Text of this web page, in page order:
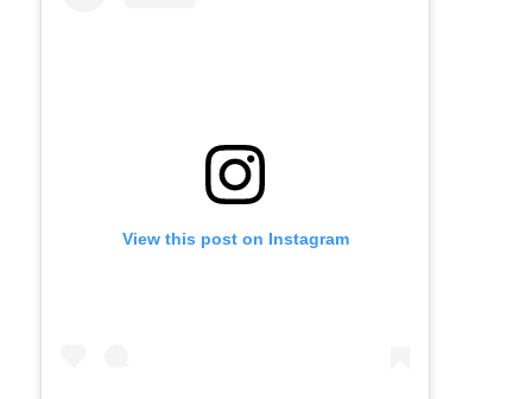
View this post on Instagram